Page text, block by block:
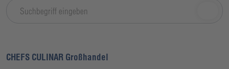
CHEFS CULINAR Großhandel